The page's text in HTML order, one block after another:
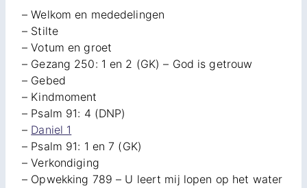
– Welkom en mededelingen
– Stilte
– Votum en groet
– Gezang 250: 1 en 2 (GK) – God is getrouw
– Gebed
– Kindmoment
– Psalm 91: 4 (DNP)
– Daniel 1
– Psalm 91: 1 en 7 (GK)
– Verkondiging
– Opwekking 789 – U leert mij lopen op het water